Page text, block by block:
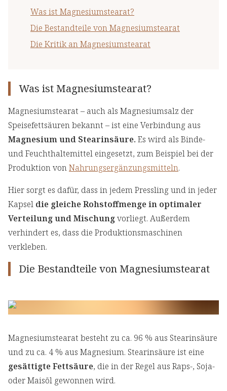
Was ist Magnesiumstearat?
Die Bestandteile von Magnesiumstearat
Die Kritik an Magnesiumstearat
Was ist Magnesiumstearat?
Magnesiumstearat – auch als Magnesiumsalz der
Speisefettsäuren bekannt – ist eine Verbindung aus
Magnesium und Stearinsäure. Es wird als Binde-
und Feuchthaltemittel eingesetzt, zum Beispiel bei der
Produktion vonNahrungsergänzungsmitteln.
Hier sorgt es dafür, dass in jedem Pressling und in jeder
Kapsel die gleiche Rohstoffmenge in optimaler
Verteilung und Mischungvorliegt. Außerdem
verhindert es, dass die Produktionsmaschinen
verkleben.
Die Bestandteile von Magnesiumstearat
Magnesiumstearat besteht zu ca. 96 % aus Stearinsäure
und zu ca. 4 % aus Magnesium. Stearinsäure ist eine
gesättigte Fettsäure, die in der Regel aus Raps-, Soja-
oder Maisöl gewonnen wird.